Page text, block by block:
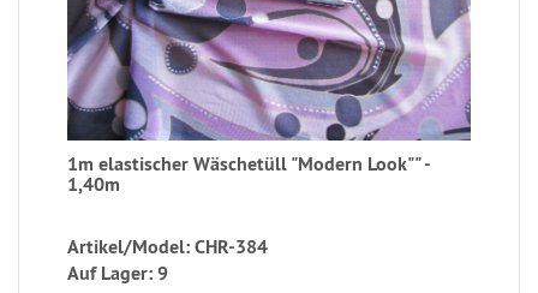
1m elastischer Wäschetüll "Modern Look"" -
1,40m
Artikel/Model: CHR-384
Auf Lager: 9